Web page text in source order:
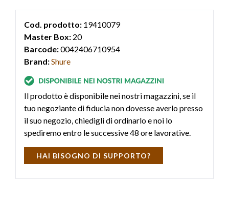
Cod. prodotto: 19410079
Master Box: 20
Barcode:0042406710954
Brand:Shure
Il prodotto è disponibile nei nostri magazzini, se il
tuo negoziante di fiducia non dovesse averlo presso
il suo negozio, chiedigli di ordinarlo e noi lo
spediremo entro le successive 48 ore lavorative.
HAI BISOGNO DI SUPPORTO?